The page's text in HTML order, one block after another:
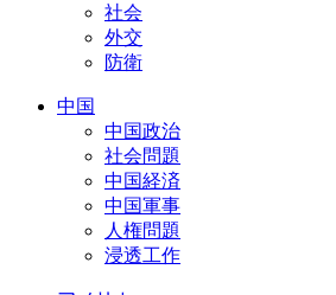
社会
外交
防衛
中国
中国政治
社会問題
中国経済
中国軍事
人権問題
浸透工作